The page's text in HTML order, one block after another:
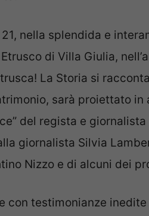
nella splendida e
di Villa Giulia,
La Storia si
sarà proiettato in
del regista e
giornalista Silvia
Nizzo e di alcuni dei
con testimonianze